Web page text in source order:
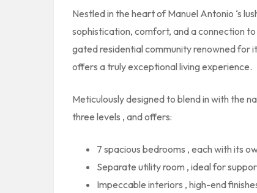
Nestled in the heart of Manuel Antonio ‘s
sophistication, comfort, and a connection
gated residential community renowned for
offers a truly exceptional living experience.
Meticulously designed to blend in with the
three levels , and offers:
7 spacious bedrooms , each with its
Separate utility room , ideal for
Impeccable interiors , high-end